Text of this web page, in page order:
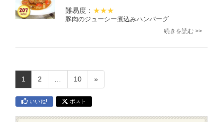
難易度： ★★★
豚肉のジューシー煮込みハンバーグ
続きを読む >>
1 2 10 »
いいね! ポスト